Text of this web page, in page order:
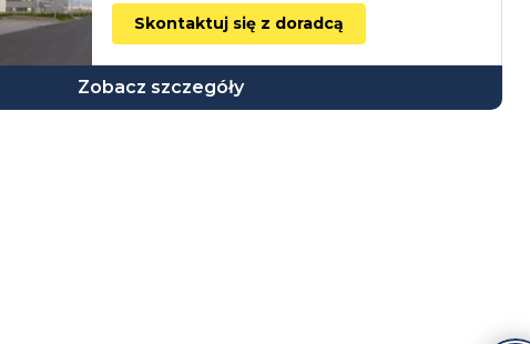
Skontaktuj się z doradcą
Zobacz szczegóły